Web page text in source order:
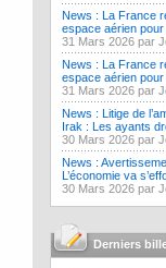
News : La France
espace aérien pour
31 Mars 2026 par
News : La France
espace aérien pour
31 Mars 2026 par
News : Litige de
Irak : Les ayants
30 Mars 2026 par
News :
L’économie va
30 Mars 2026 par
Derniers